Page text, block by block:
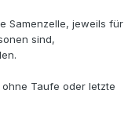
Samenzelle, jeweils für
sind,
Taufe oder letzte